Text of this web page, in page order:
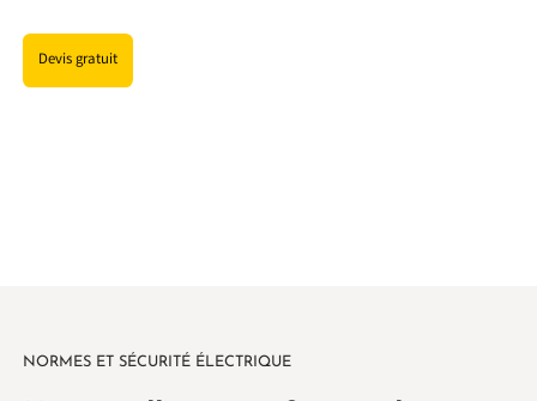
Devis gratuit
NORMES ET SÉCURITÉ ÉLECTRIQUE